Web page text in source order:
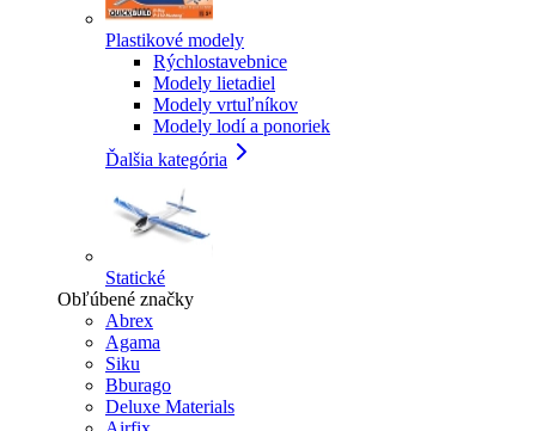
Plastikové modely
Rýchlostavebnice
Modely lietadiel
Modely vrtuľníkov
Modely lodí a ponoriek
Ďalšia kategória
Statické
Obľúbené značky
Abrex
Agama
Siku
Bburago
Deluxe Materials